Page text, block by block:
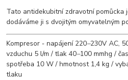
Tato antidekubitní zdravotní pomůcka
dodáváme ji s dvojitým omyvatelným
Kompresor - napájení 220–230V AC,
vzduchu 5 l/m / tlak 40–100 mmhg /
spotřeba 10 W / hmotnost 1,4 kg /
tlaku